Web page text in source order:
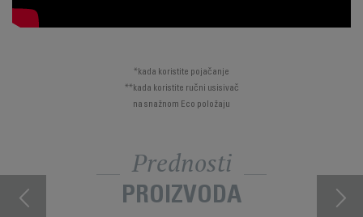
*kada koristite pojačanje
**kada koristite ručni usisivač
na snažnom Eco položaju
Prednosti
PROIZVODA